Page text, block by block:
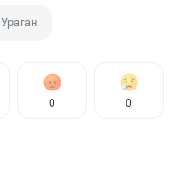
Ураган
0 0